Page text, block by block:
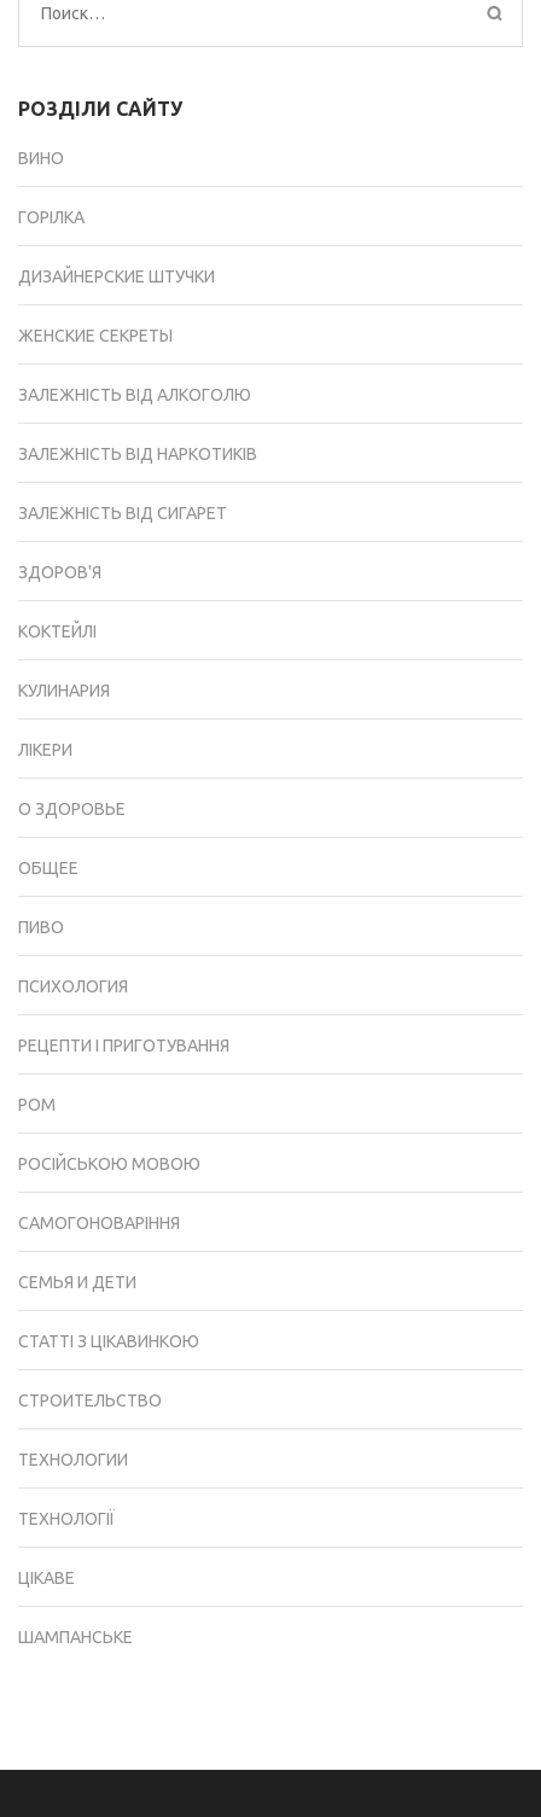
Найти:
РОЗДІЛИ САЙТУ
ВИНО
ГОРІЛКА
ДИЗАЙНЕРСКИЕ ШТУЧКИ
ЖЕНСКИЕ СЕКРЕТЫ
ЗАЛЕЖНІСТЬ ВІД АЛКОГОЛЮ
ЗАЛЕЖНІСТЬ ВІД НАРКОТИКІВ
ЗАЛЕЖНІСТЬ ВІД СИГАРЕТ
ЗДОРОВ'Я
КОКТЕЙЛІ
КУЛИНАРИЯ
ЛІКЕРИ
О ЗДОРОВЬЕ
ОБЩЕЕ
ПИВО
ПСИХОЛОГИЯ
РЕЦЕПТИ І ПРИГОТУВАННЯ
РОМ
РОСІЙСЬКОЮ МОВОЮ
САМОГОНОВАРІННЯ
СЕМЬЯ И ДЕТИ
СТАТТІ З ЦІКАВИНКОЮ
СТРОИТЕЛЬСТВО
ТЕХНОЛОГИИ
ТЕХНОЛОГІЇ
ЦІКАВЕ
ШАМПАНСЬКЕ